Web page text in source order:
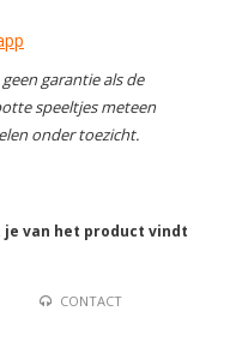
garantie als de
speeltjes meteen
onder toezicht.
van het product vindt
CONTACT